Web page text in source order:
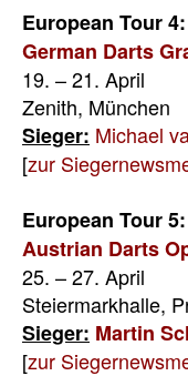
European Tour 4:
German Darts
19. – 21. April
Zenith, München
Sieger: Michael
[zur
European Tour 5:
Austrian Darts
25. – 27. April
Steiermarkhalle,
Sieger: Martin
[zur